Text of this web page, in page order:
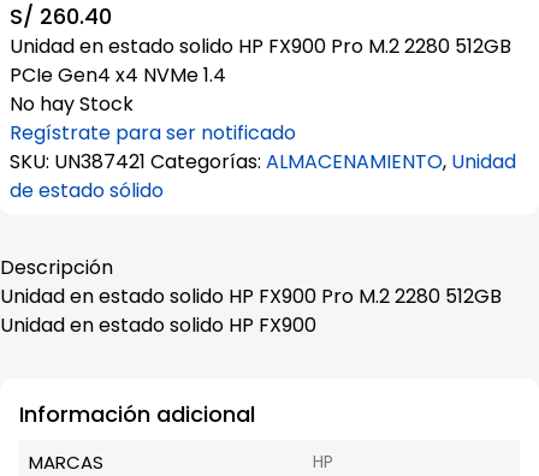
S/ 260.40
Unidad en estado solido HP FX900 Pro M.2 2280 512GB
PCIe Gen4 x4 NVMe 1.4
No hay Stock
Regístrate para ser notificado
SKU: UN387421 Categorías: ALMACENAMIENTO, Unidad
de estado sólido
Descripción
Unidad en estado solido HP FX900 Pro M.2 2280 512GB
Unidad en estado solido HP FX900
Información adicional
MARCAS HP